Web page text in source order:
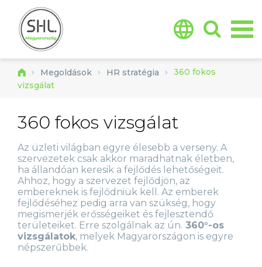
Megoldások HR stratégia
360 fokos
vizsgálat
360 fokos vizsgálat
Az üzleti világban egyre élesebb a verseny. A
szervezetek csak akkor maradhatnak életben,
ha állandóan keresik a fejlődés lehetőségeit.
Ahhoz, hogy a szervezet fejlődjön, az
embereknek is fejlődniük kell. Az emberek
fejlődéséhez pedig arra van szükség, hogy
megismerjék erősségeiket és fejlesztendő
területeiket. Erre szolgálnak az ún. 360°-os
vizsgálatok, melyek Magyarországon is egyre
népszerűbbek.